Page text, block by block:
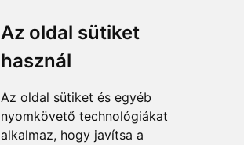
Az oldal sütiket
használ
Az oldal sütiket és egyéb
nyomkövető technológiákat
alkalmaz, hogy javítsa a
from HUF15,760